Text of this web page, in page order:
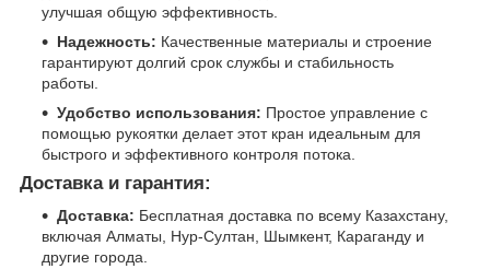
улучшая общую эффективность.
Надежность: Качественные материалы и строение
гарантируют долгий срок службы и стабильность
работы.
Удобство использования: Простое управление с
помощью рукоятки делает этот кран идеальным для
быстрого и эффективного контроля потока.
Доставка и гарантия:
Доставка: Бесплатная доставка по всему Казахстану,
включая Алматы, Нур-Султан, Шымкент, Караганду и
другие города.